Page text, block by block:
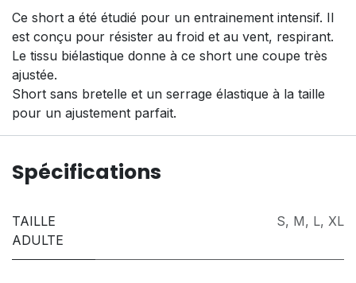
Ce short a été étudié pour un entrainement intensif. Il
est conçu pour résister au froid et au vent, respirant.
Le tissu biélastique donne à ce short une coupe très
ajustée.
Short sans bretelle et un serrage élastique à la taille
pour un ajustement parfait.
Spécifications
TAILLE
ADULTE
S, M, L, XL